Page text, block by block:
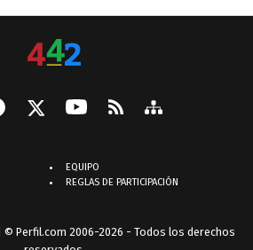
EQUIPO
REGLAS DE PARTICIPACIÓN
| © Perfil.com 2006-2026 - Todos los derechos